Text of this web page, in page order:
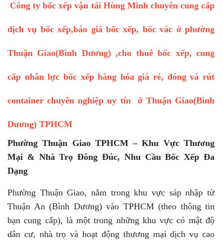
Công ty bốc xếp vận tải Hùng Minh chuyên cung cấp
dịch vụ bốc xếp,báo giá bốc xếp, bốc vác ở phường
Thuận Giao(Bình Dương) ,cho thuê bốc xếp, cung
cấp nhân lực bốc xếp hàng hóa giá rẻ, đóng và rút
container chuyên nghiệp uy tín ở Thuận Giao(Bình
Dương) TPHCM
Phường Thuận Giao TPHCM – Khu Vực Thương
Mại & Nhà Trọ Đông Đúc, Nhu Cầu Bốc Xếp Đa
Dạng
Phường Thuận Giao, nằm trong khu vực sáp nhập từ
Thuận An (Bình Dương) vào TPHCM (theo thông tin
bạn cung cấp), là một trong những khu vực có mật độ
dân cư, nhà trọ và hoạt động thương mại dịch vụ cao